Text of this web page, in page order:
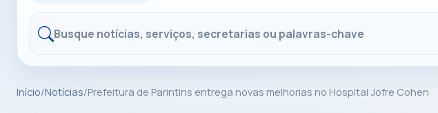
Buscar no portal
Início/Notícias/Prefeitura de Parintins entrega novas melhorias no Hospital Jofre Cohen